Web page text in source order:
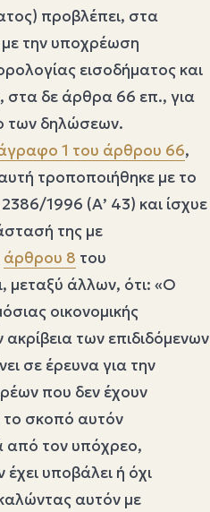
προβλέπει, στα
την υποχρέωση
εισοδήματος και
στα δε άρθρα 66 επ., για
των δηλώσεων.
1 του άρθρου 66,
τροποποιήθηκε με το
1996 (Α’ 43) και ίσχυε
της με
άρθρου 8 του
μεταξύ άλλων, ότι: «Ο
οικονομικής
ακρίβεια των επιδιδόμενων
σε έρευνα για την
που δεν έχουν
το σκοπό αυτόν
από τον υπόχρεο,
υποβάλει ή όχι
αυτόν με